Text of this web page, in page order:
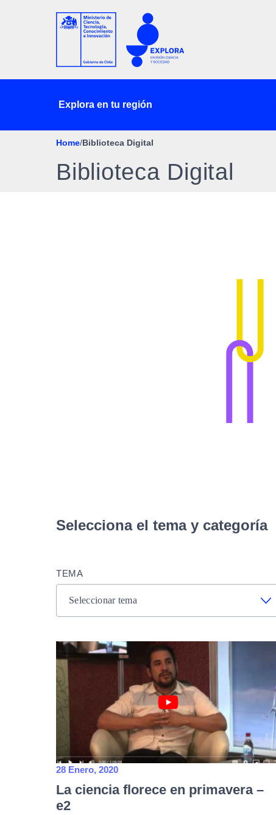
Explora en tu región
Home/Biblioteca Digital
Biblioteca Digital
Selecciona el tema y categoría
TEMA
28 Enero, 2020
La ciencia florece en primavera –
e2